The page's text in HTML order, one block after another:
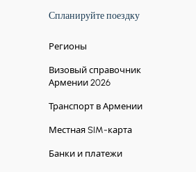
Спланируйте поездку
Регионы
Визовый справочник
Армении 2026
Транспорт в Армении
Местная SIM-карта
Банки и платежи